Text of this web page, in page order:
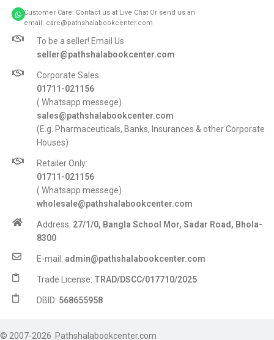
Customer Care: Contact us at Live Chat Or send us an
email: care@pathshalabookcenter.com
To be a seller! Email Us
seller@pathshalabookcenter.com
Corporate Sales:
01711-021156
( Whatsapp messege)
sales@pathshalabookcenter.com
(E.g. Pharmaceuticals, Banks, Insurances & other Corporate
Houses)
Retailer Only:
01711-021156
( Whatsapp messege)
wholesale@pathshalabookcenter.com
Address: 27/1/0, Bangla School Mor, Sadar Road, Bhola-
8300
E-mail: admin@pathshalabookcenter.com
Trade License: TRAD/DSCC/017710/2025
DBID: 568655958
© 2007-2026 Pathshalabookcenter.com